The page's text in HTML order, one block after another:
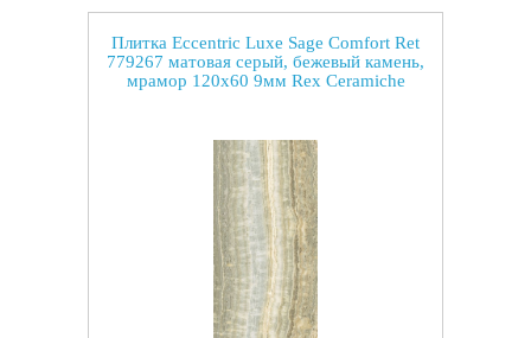
Плитка Eccentric Luxe Sage Comfort Ret
779267 матовая серый, бежевый камень,
мрамор 120x60 9мм Rex Ceramiche